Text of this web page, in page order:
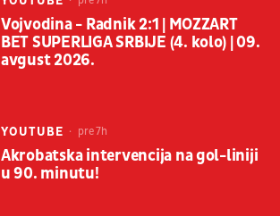
Vojvodina - Radnik 2:1 | MOZZART
BET SUPERLIGA SRBIJE (4. kolo) | 09.
avgust 2026.
YOUTUBE pre 7h
Akrobatska intervencija na gol-liniji
u 90. minutu!